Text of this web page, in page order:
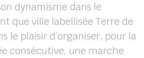
dynamisme dans le
que ville labellisée Terre de
le plaisir d’organiser, pour la
consécutive, une marche